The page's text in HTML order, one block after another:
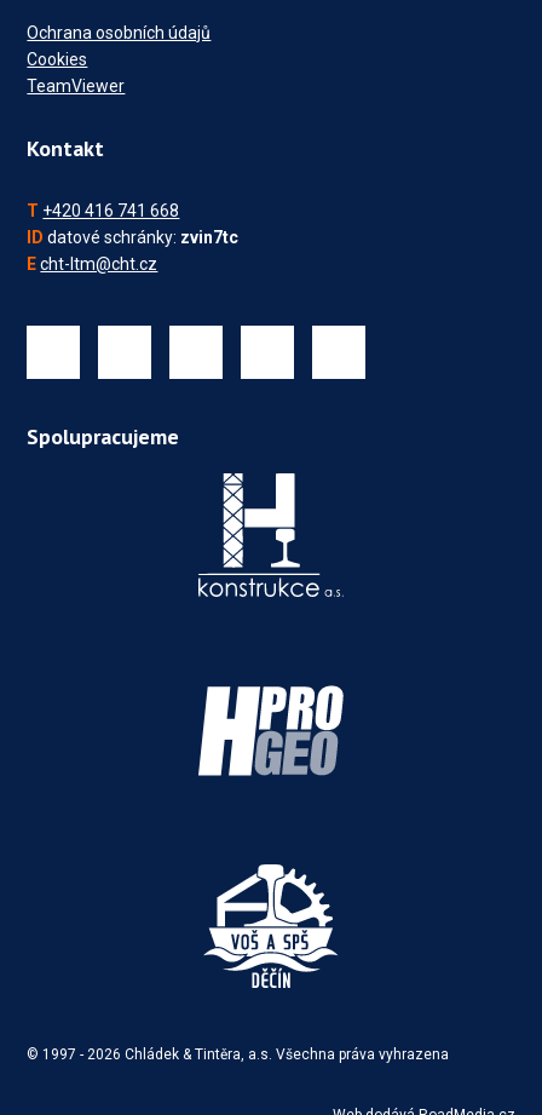
Ochrana osobních údajů
Cookies
TeamViewer
Kontakt
T +420 416 741 668
ID datové schránky: zvin7tc
E cht-ltm@cht.cz
Spolupracujeme
© 1997 -2026Chládek & Tintěra, a.s. Všechna práva vyhrazena